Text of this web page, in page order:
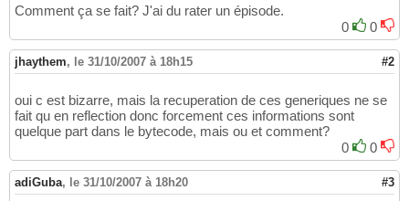
14
16
17
18
19
20
21
22
23
24
25
return trucs;
public static args)
        Method getter = MaClasse.
class
Type type =
if
(type instanceof
            Type genericType =
((
if (genericType instanceof Class
                Class<?> contentClass =
(
                System.out.println
(
Comment ça se fait? J'ai du rater un épisode.
0
0
jhaythem, le 31/10/2007 à 18h15 #2
oui c est bizarre, mais la recuperation de ces generiques ne se
fait qu en reflection donc forcement ces informations sont
quelque part dans le bytecode, mais ou et comment?
0
0
adiGuba, le 31/10/2007 à 18h20 #3